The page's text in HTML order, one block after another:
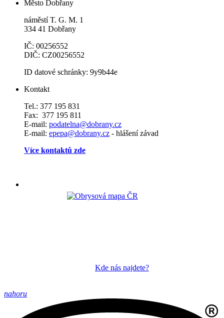
Město Dobřany
náměstí T. G. M. 1
334 41 Dobřany
IČ: 00256552
DIČ: CZ00256552
ID datové schránky: 9y9b44e
Kontakt
Tel.: 377 195 831
Fax: 377 195 811
E-mail: podatelna@dobrany.cz
E-mail: epepa@dobrany.cz - hlášení závad
Více kontaktů zde
Kde nás najdete?
nahoru